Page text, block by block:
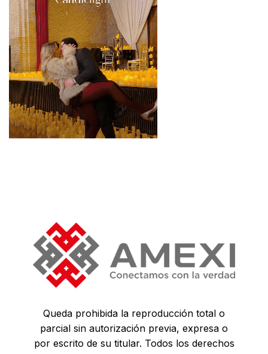
Queda prohibida la reproducción total o
parcial sin autorización previa, expresa o
por escrito de su titular. Todos los derechos